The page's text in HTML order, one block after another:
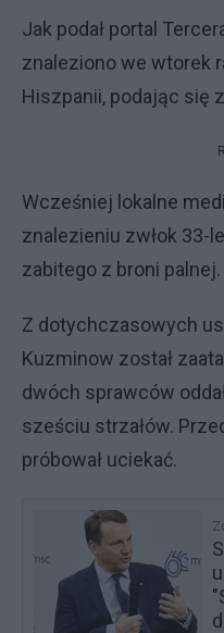
Jak podał portal
znaleziono we wtorek
Hiszpanii, podając się
Wcześniej lokalne
znalezieniu zwłok 33-
zabitego z broni palnej.
Z dotychczasowych
Kuzminow został
dwóch sprawców
sześciu strzałów.
próbował uciekać.